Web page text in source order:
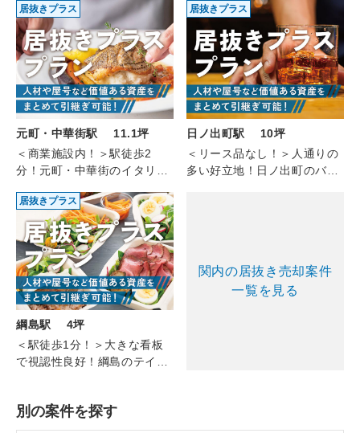
居抜きプラス
元町・中華街駅 11.1坪
＜商業施設内！＞駅徒歩2
分！元町・中華街のイタリア
居抜きプラス
日ノ出町駅 10坪
＜リース品なし！＞人通りの
多い好立地！日ノ出町のバー
居抜きプラス
綱島駅 4坪
＜駅徒歩1分！＞大きな看板
で視認性良好！綱島のテイク
関内の居抜き売却案件
一覧を見る
別の案件を探す